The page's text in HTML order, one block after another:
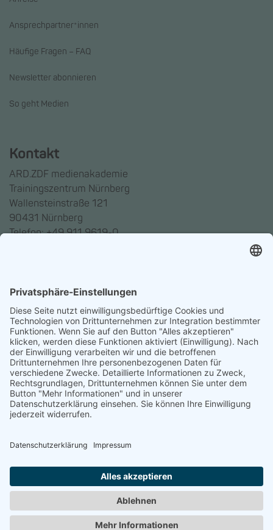
Ansprechpartner*innen
Häufige Fragen – FAQ
Newsletter abonnieren
So geht Medien
Kontakt
ARD.ZDF medienakademie
Trainingszentrum Nürnberg
Wallensteinstraße 121
90431 Nürnberg
Telefon: +49 911 9619-0
30169 Hannover
Telefon: +49 511 123598-531
AGB
Datenschutz
ARD/ZDF-Medienakademie gemeinnützige GmbH,